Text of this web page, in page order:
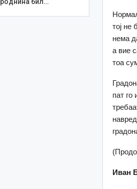
тој не
нема
а вие
тоа
пат го
Иван